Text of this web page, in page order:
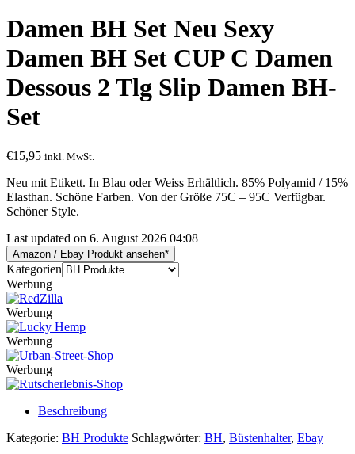
Damen BH Set Neu Sexy
Damen BH Set CUP C Damen
Dessous 2 Tlg Slip Damen BH-
Set
€15,95 inkl. MwSt.
Neu mit Etikett. In Blau oder Weiss Erhältlich. 85% Polyamid / 15%
Elasthan. Schöne Farben. Von der Größe 75C – 95C Verfügbar.
Schöner Style.
Last updated on 6. August 2026 04:08
Amazon / Ebay Produkt ansehen*
Kategorien
Werbung
Werbung
Werbung
Werbung
Beschreibung
Kategorie: BH Produkte Schlagwörter: BH, Büstenhalter, Ebay